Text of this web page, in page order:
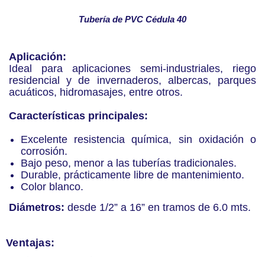
Tubería de PVC Cédula 40
Aplicación:
Ideal para aplicaciones semi-industriales, riego
residencial y de invernaderos, albercas, parques
acuáticos, hidromasajes, entre otros.
Características principales:
Excelente resistencia química, sin oxidación o
corrosión.
Bajo peso, menor a las tuberías tradicionales.
Durable, prácticamente libre de mantenimiento.
Color blanco.
Diámetros: desde 1/2” a 16” en tramos de 6.0 mts.
Ventajas: